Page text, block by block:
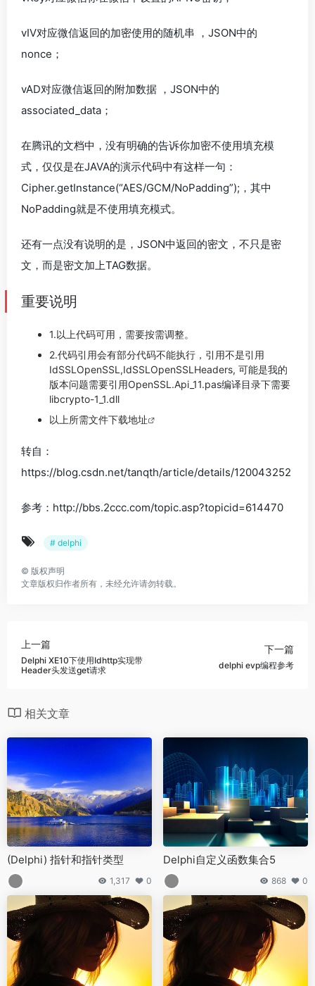
vIV对应微信返回的加密使用的随机串 ，JSON中的
nonce；
vAD对应微信返回的附加数据 ，JSON中的
associated_data；
在腾讯的文档中，没有明确的告诉你加密不使用填充模
式，仅仅是在JAVA的演示代码中有这样一句：
Cipher.getInstance(“AES/GCM/NoPadding”);，其中
NoPadding就是不使用填充模式。
还有一点没有说明的是，JSON中返回的密文，不只是密
文，而是密文加上TAG数据。
重要说明
1.以上代码可用，需要按需调整。
2.代码引用会有部分代码不能执行，引用不是引用
IdSSLOpenSSL,IdSSLOpenSSLHeaders, 可能是我的
版本问题需要引用OpenSSL.Api_11.pas编译目录下需要
libcrypto-1_1.dll
以上所需文件下载地址
转自：
https://blog.csdn.net/tanqth/article/details/120043252
参考：http://bbs.2ccc.com/topic.asp?topicid=614470
# delphi
© 版权声明
文章版权归作者所有，未经允许请勿转载。
上一篇
Delphi XE10下使用Idhttp实现带
Header头发送get请求
下一篇
delphi evp编程参考
相关文章
(Delphi) 指针和指针类型
1,317 0
Delphi自定义函数集合5
868 0